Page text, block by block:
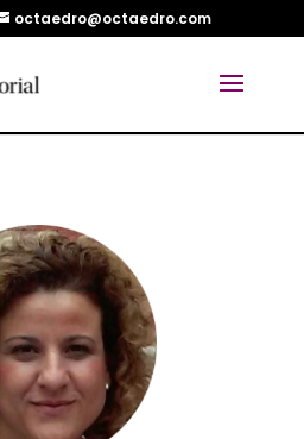
octaedro@octaedro.com